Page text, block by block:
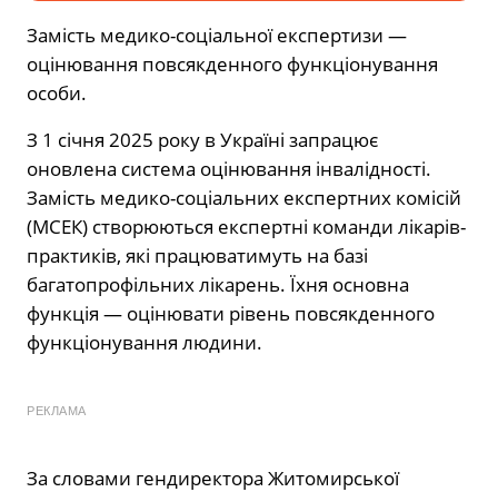
Замість медико-соціальної експертизи —
оцінювання повсякденного функціонування
особи.
З 1 січня 2025 року в Україні запрацює
оновлена система оцінювання інвалідності.
Замість медико-соціальних експертних комісій
(МСЕК) створюються експертні команди лікарів-
практиків, які працюватимуть на базі
багатопрофільних лікарень. Їхня основна
функція — оцінювати рівень повсякденного
функціонування людини.
РЕКЛАМА
За словами гендиректора Житомирської